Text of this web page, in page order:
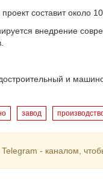
составит около
внедрение
и
завод
- каналом,